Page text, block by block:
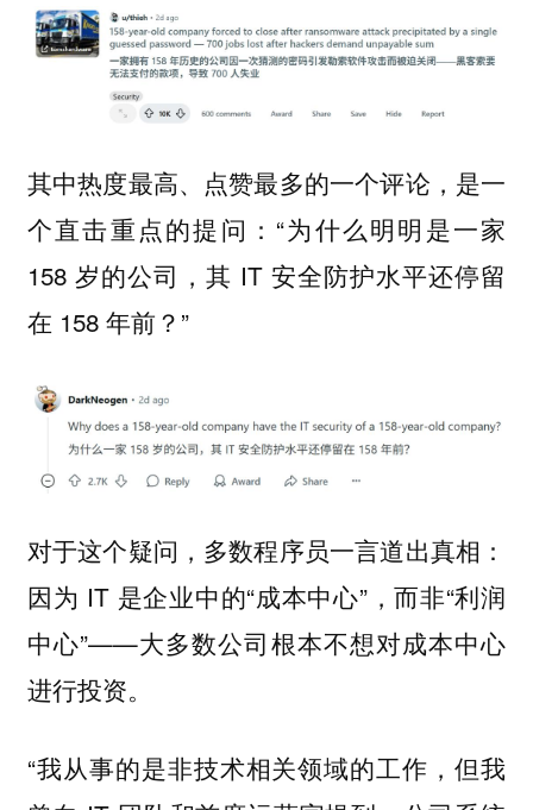
其中热度最高、点赞最多的一个评论，是一
个直击重点的提问：“为什么明明是一家
158 岁的公司，其 IT 安全防护水平还停留
在 158 年前？”
对于这个疑问，多数程序员一言道出真相：
因为 IT 是企业中的“成本中心”，而非“利润
中心”——大多数公司根本不想对成本中心
进行投资。
“我从事的是非技术相关领域的工作，但我